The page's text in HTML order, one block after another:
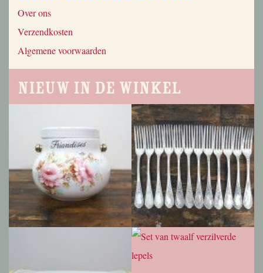
Over ons
Verzendkosten
Algemene voorwaarden
Nieuw in de winkel